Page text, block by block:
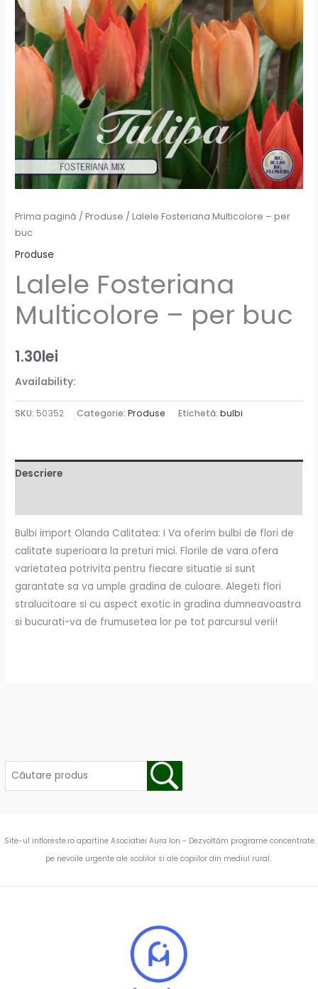
Prima pagină /Produse / Lalele Fosteriana Multicolore – per
buc
Produse
Lalele Fosteriana
Multicolore – per buc
1.30lei
Availability:
SKU: 50352 Categorie:Produse Etichetă:bulbi
Descriere
Bulbi import Olanda Calitatea: I Va oferim bulbi de flori de
calitate superioara la preturi mici. Florile de vara ofera
varietatea potrivita pentru fiecare situatie si sunt
garantate sa va umple gradina de culoare. Alegeti flori
stralucitoare si cu aspect exotic in gradina dumneavoastra
si bucurati-va de frumusetea lor pe tot parcursul verii!
Site-ul infloreste.ro apartine Asociatiei Aura Ion - Dezvoltăm programe concentrate
pe nevoile urgente ale scolilor si ale copiilor din mediul rural.